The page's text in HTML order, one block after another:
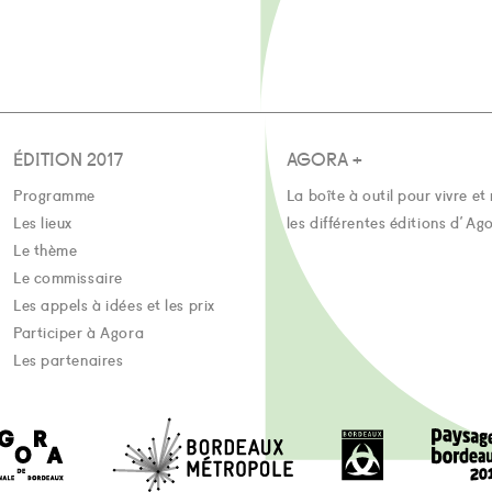
ÉDITION 2017
Programme
Les lieux
Le thème
Le commissaire
Les appels à idées et les prix
Participer à Agora
Les partenaires
AGORA +
La boîte à outil pour vivre et
les différentes éditions